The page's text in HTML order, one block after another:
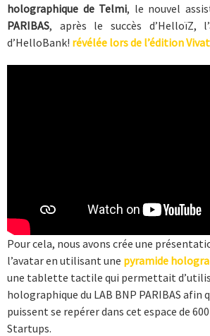
holographique de Telmi, le nouvel
PARIBAS, après le succès d’HelloïZ,
d’HelloBank! révélée lors de l’édition
Pour cela, nous avons crée une
l’avatar en utilisant une pyramide
une tablette tactile qui permettait
holographique du LAB BNP PARIBAS afin
puissent se repérer dans cet espace de
Startups.